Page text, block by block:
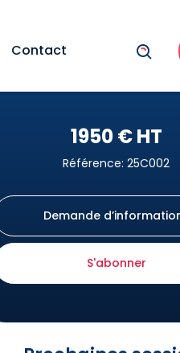
Contact
1950 € HT
Référence: 25C002
Demande
S'abonner